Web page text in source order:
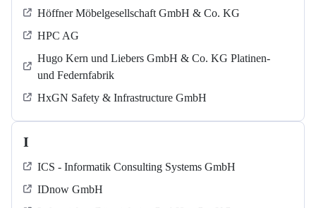
Höffner Möbelgesellschaft GmbH & Co. KG
HPC AG
Hugo Kern und Liebers GmbH & Co. KG Platinen-
und Federnfabrik
HxGN Safety & Infrastructure GmbH
I
ICS - Informatik Consulting Systems GmbH
IDnow GmbH